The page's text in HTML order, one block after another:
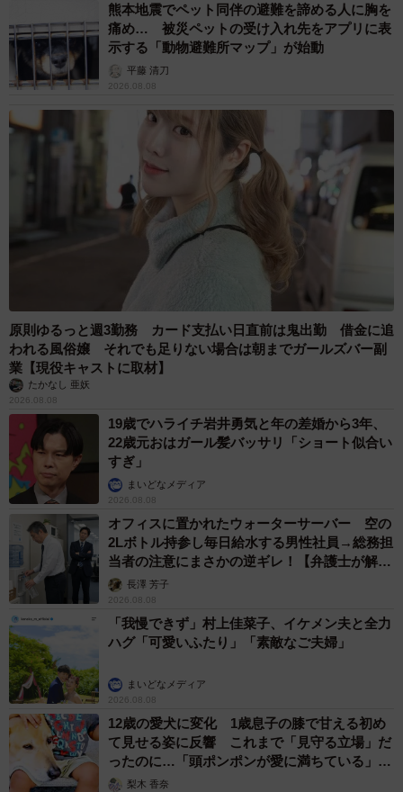
（15.6％）の合計が56.5％で、半数以上が今住んでいる街
を評価する結果となっていたそうです。
◇ ◇
【出典】▽いい部屋ネット「住みたい街ランキング2022＜
熊本地震でペット同伴の避難を諦める人に胸を
痛め… 被災ペットの受け入れ先をアプリに表
示する「動物避難所マップ」が始動
平藤 清刀
2026.08.08
原則ゆるっと週3勤務 カード支払い日直前は鬼出勤 借金に追
われる風俗嬢 それでも足りない場合は朝までガールズバー副
業【現役キャストに取材】
たかなし 亜妖
2026.08.08
19歳でハライチ岩井勇気と年の差婚から3年、
22歳元おはガール髪バッサリ「ショート似合い
すぎ」
まいどなメディア
2026.08.08
オフィスに置かれたウォーターサーバー 空の
2Lボトル持参し毎日給水する男性社員→総務担
当者の注意にまさかの逆ギレ！【弁護士が解
説】長澤 芳子
2026.08.08
「我慢できず」村上佳菜子、イケメン夫と全力
ハグ「可愛いふたり」「素敵なご夫婦」
まいどなメディア
2026.08.08
12歳の愛犬に変化 1歳息子の膝で甘える初め
て見せる姿に反響 これまで「見守る立場」だ
ったのに…「頭ポンポンが愛に満ちている」
「尊…」
梨木 香奈